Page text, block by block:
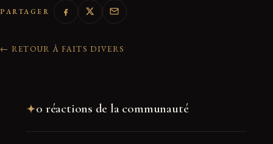
PARTAGER
← RETOUR À FAITS DIVERS
0 réactions de la communauté